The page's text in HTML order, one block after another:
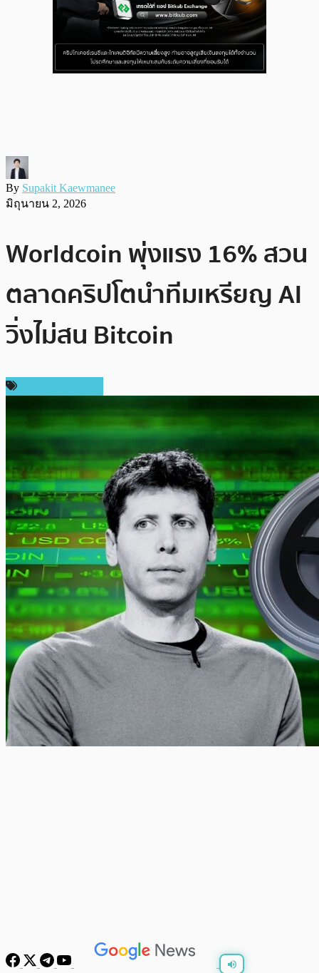
By Supakit Kaewmanee
มิถุนายน 2, 2026
Worldcoin พุ่งแรง 16% สวน
ตลาดคริปโตนำทีมเหรียญ AI
วิ่งไม่สน Bitcoin